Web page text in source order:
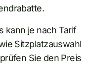
kann je nach Tarif
Sitzplatzauswahl
Sie den Preis